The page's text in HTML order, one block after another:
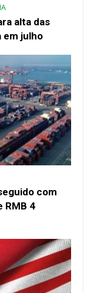
alta das
em julho
com
RMB 4